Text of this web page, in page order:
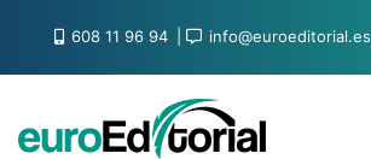
608 11 96 94 info@euroeditorial.es